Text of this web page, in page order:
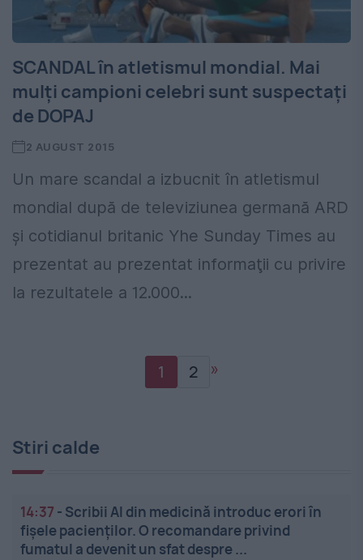
SCANDAL în atletismul mondial. Mai
mulți campioni celebri sunt suspectați
de DOPAJ
2 AUGUST 2015
Un mare scandal a izbucnit în atletismul
mondial după de televiziunea germană ARD
și cotidianul britanic Yhe Sunday Times au
prezentat au prezentat informaţii cu privire
la rezultatele a 12.000...
1 2 »
Stiri calde
14:37 - Scribii AI din medicină introduc erori în
fișele pacienților. O recomandare privind
fumatul a devenit un sfat despre ...